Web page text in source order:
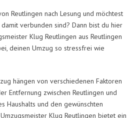
Reutlingen nach Lesung und möchtest
verbunden sind? Dann bist du hier
Klug Reutlingen aus Reutlingen
deinen Umzug so stressfrei wie
hängen von verschiedenen Faktoren
Entfernung zwischen Reutlingen und
Haushalts und den gewünschten
Klug Reutlingen bietet ein